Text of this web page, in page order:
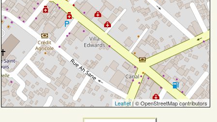
Leaflet| © OpenStreetMap contributors